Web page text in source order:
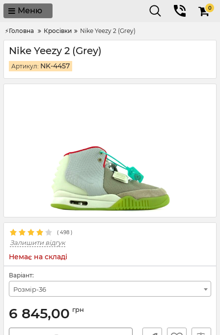
Меню 0
⚡Головна Кросівки Nike Yeezy 2 (Grey)
Nike Yeezy 2 (Grey)
Артикул: NK-4457
( 498 )
Залишити відгук
Немає на складі
Варіант:
Розмір-36
6 845,00 грн